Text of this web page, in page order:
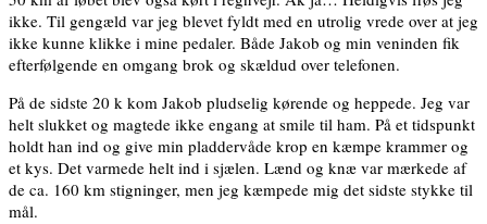
ikke. Til gengæld var jeg blevet fyldt med en utrolig vrede over at jeg
ikke kunne klikke i mine pedaler. Både Jakob og min veninden fik
efterfølgende en omgang brok og skældud over telefonen.
På de sidste 20 k kom Jakob pludselig kørende og heppede. Jeg var
helt slukket og magtede ikke engang at smile til ham. På et tidspunkt
holdt han ind og give min pladdervåde krop en kæmpe krammer og
et kys. Det varmede helt ind i sjælen. Lænd og knæ var mærkede af
de ca. 160 km stigninger, men jeg kæmpede mig det sidste stykke til
mål.